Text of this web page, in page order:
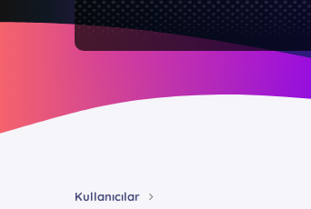
Kullanıcılar